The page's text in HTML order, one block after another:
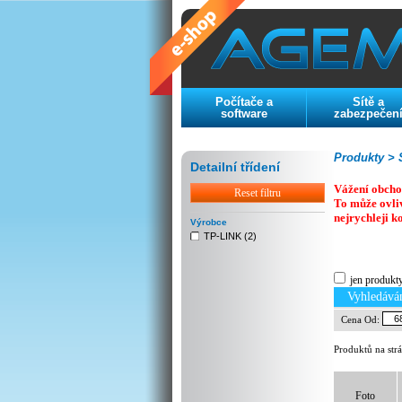
Počítače a
software
Sítě a
zabezpečení
Detailní třídení
Reset filtru
Výrobce
TP-LINK (2)
Produkty >
Vážení
To může
nejrychleji
jen
Cena Od:
Produktů na
Foto